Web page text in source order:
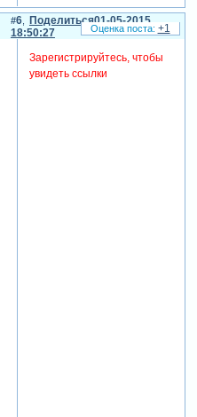
хочу, чтоб блага жизни, что
на свете
придумал одинокий
человек,
с моею благодарностью
Поделиться
6
01-05-2015
18:50:27
Зарегистрируйтесь, чтобы
увидеть ссылки
+1